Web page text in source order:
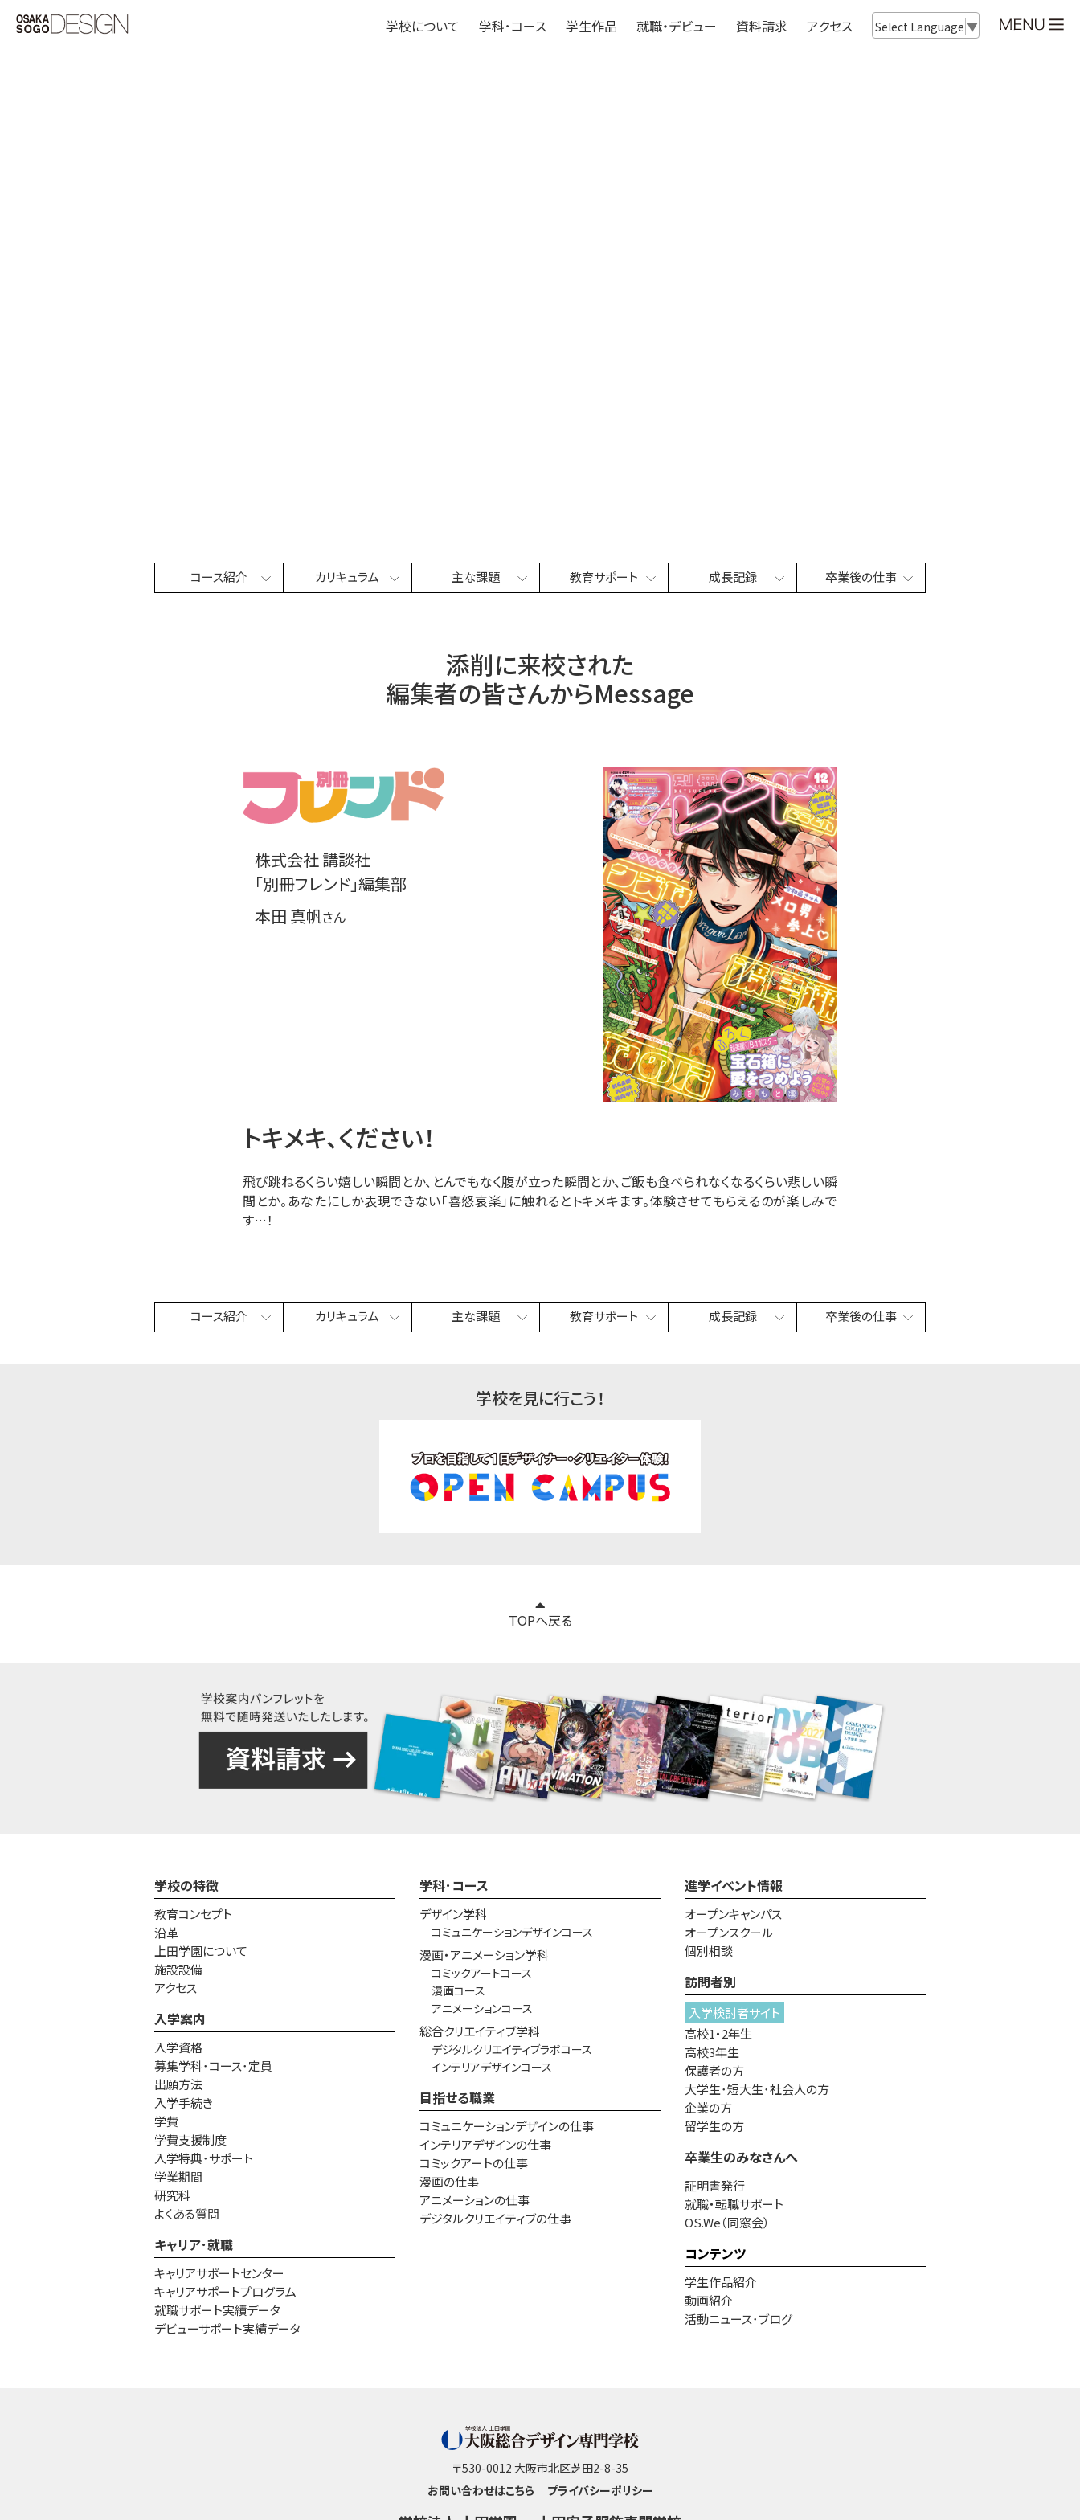
学校について 学科･コース 学生作品 就職・デビュー 資料請求 アクセス Select Language ▼
コース紹介 カリキュラム 主な課題 教育サポート 成長記録 卒業後の仕事
添削に来校された
編集者の皆さんからMessage
株式会社 講談社
「別冊フレンド」編集部
本田 真帆さん
トキメキ、ください！
飛び跳ねるくらい嬉しい瞬間とか、とんでもなく腹が立った瞬間とか、ご飯も食べられなくなるくらい悲しい瞬
間とか。あなたにしか表現できない「喜怒哀楽」に触れるとトキメキます。体験させてもらえるのが楽しみで
す…！
コース紹介 カリキュラム 主な課題 教育サポート 成長記録 卒業後の仕事
学校を見に行こう！
TOPへ戻る
学校の特徴
教育コンセプト
沿革
上田学園について
施設設備
アクセス
入学案内
入学資格
募集学科･コース･定員
出願方法
入学手続き
学費
学費支援制度
入学特典･サポート
学業期間
研究科
よくある質問
キャリア･就職
キャリアサポートセンター
キャリアサポートプログラム
就職サポート実績データ
デビューサポート実績データ
学科･コース
デザイン学科
コミュニケーションデザインコース
漫画・アニメーション学科
コミックアートコース
漫画コース
アニメーションコース
総合クリエイティブ学科
デジタルクリエイティブラボコース
インテリアデザインコース
目指せる職業
コミュニケーションデザインの仕事
インテリアデザインの仕事
コミックアートの仕事
漫画の仕事
アニメーションの仕事
デジタルクリエイティブの仕事
進学イベント情報
オープンキャンパス
オープンスクール
個別相談
訪問者別
入学検討者サイト
高校1・2年生
高校3年生
保護者の方
大学生･短大生･社会人の方
企業の方
留学生の方
卒業生のみなさんへ
証明書発行
就職・転職サポート
OS.We（同窓会）
コンテンツ
学生作品紹介
動画紹介
活動ニュース･ブログ
〒530-0012 大阪市北区芝田2-8-35
お問い合わせはこちら
プライバシーポリシー